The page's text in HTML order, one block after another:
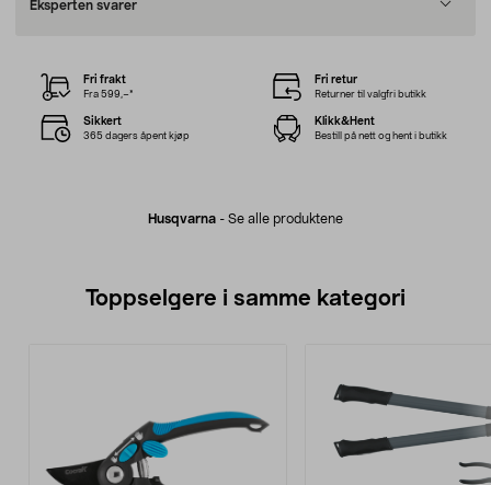
Eksperten svarer
Husqvarna - Se alle produktene
Fri frakt
Fra 599,–*
Fri retur
Returner til valgfri butikk
Sikkert
365 dagers åpent kjøp
Klikk&Hent
Bestill på nett og hent i butikk
Toppselgere i samme kategori